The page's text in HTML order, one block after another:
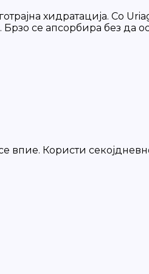
хидратација. Со
се апсорбира без да
впие. Користи